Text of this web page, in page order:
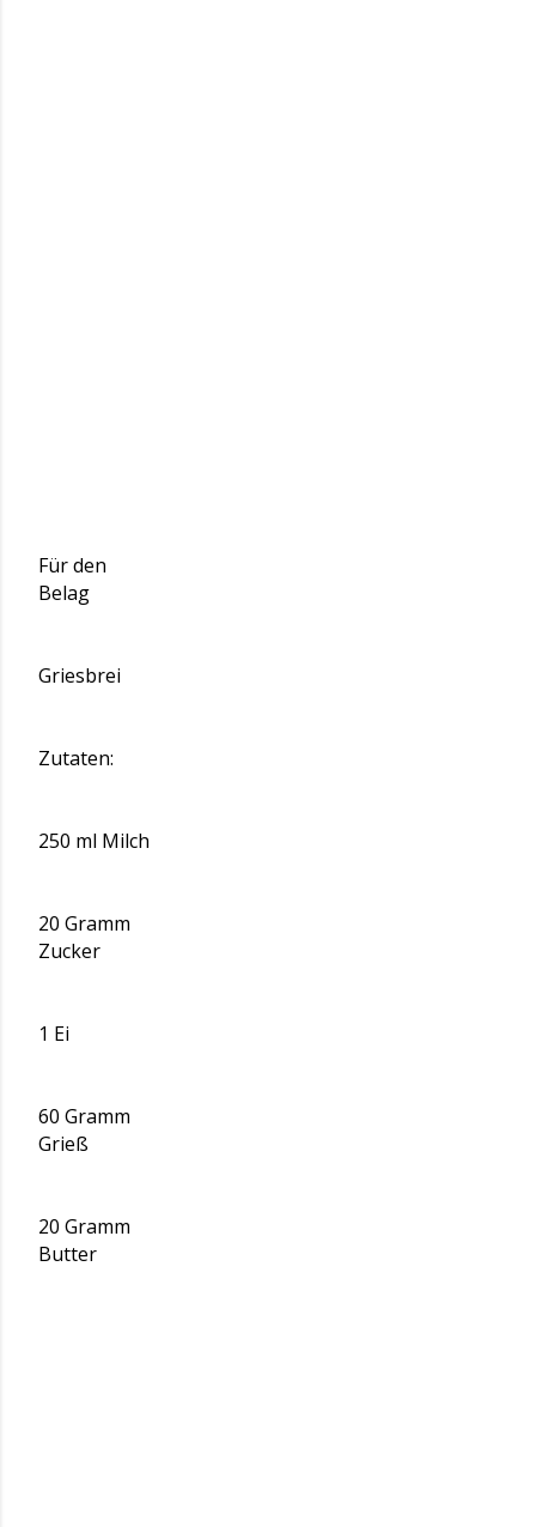
Für den
Belag
Griesbrei
Zutaten:
250 ml Milch
20 Gramm
Zucker
1 Ei
60 Gramm
Grieß
20 Gramm
Butter